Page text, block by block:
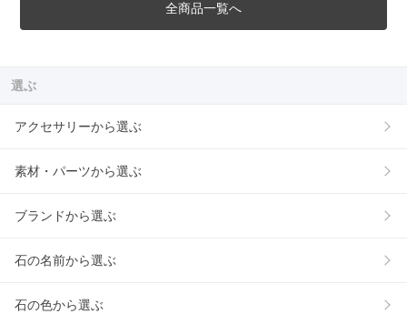
全商品一覧へ
選ぶ
アクセサリーから選ぶ
素材・パーツから選ぶ
ブランドから選ぶ
石の名前から選ぶ
石の色から選ぶ